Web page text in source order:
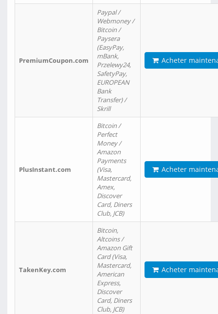
PremiumCoupon.com
Paypal /
Webmoney /
Bitcoin /
Paysera
(EasyPay,
mBank,
Przelewy24,
SafetyPay,
EUROPEAN
Bank
Transfer) /
Skrill
Acheter
PlusInstant.com
Bitcoin /
Perfect
Money /
Amazon
Payments
(Visa,
Mastercard,
Amex,
Discover
Card, Diners
Club, JCB)
Acheter
TakenKey.com
Bitcoin,
Altcoins /
Amazon Gift
Card (Visa,
Mastercard,
American
Express,
Discover
Card, Diners
Club, JCB)
Acheter